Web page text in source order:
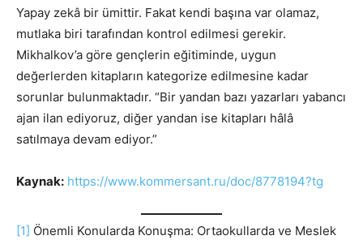
Yapay zekâ bir ümittir. Fakat kendi başına var olamaz,
mutlaka biri tarafından kontrol edilmesi gerekir.
Mikhalkov’a göre gençlerin eğitiminde, uygun
değerlerden kitapların kategorize edilmesine kadar
sorunlar bulunmaktadır. “Bir yandan bazı yazarları yabancı
ajan ilan ediyoruz, diğer yandan ise kitapları hâlâ
satılmaya devam ediyor.”
Kaynak: https://www.kommersant.ru/doc/8778194?tg
[1] Önemli Konularda Konuşma: Ortaokullarda ve Meslek